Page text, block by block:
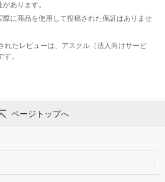
あります。
に商品を使用して投稿された保証はありませ
れたレビューは、アスクル（法人向けサービ
。
ページトップへ